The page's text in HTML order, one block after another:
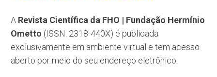
A Revista Científica da FHO | Fundação Hermínio
Ometto (ISSN: 2318-440X) é publicada
exclusivamente em ambiente virtual e tem acesso
aberto por meio do seu endereço eletrônico.